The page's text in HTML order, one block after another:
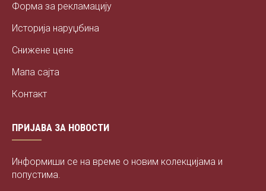
Форма за рекламацију
Историја наруџбина
Снижене цене
Мапа сајта
Контакт
ПРИЈАВА ЗА НОВОСТИ
Информиши се на време о новим колекцијама и
попустима.